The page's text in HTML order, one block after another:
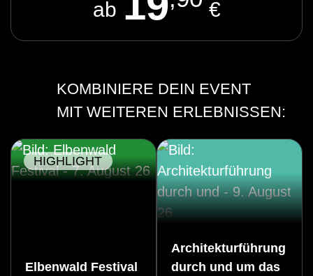
ab €
KOMBINIERE DEIN EVENT
MIT WEITEREN ERLEBNISSEN:
HIGHLIGHT
Elbenwald Festival
Architekturführung
durch und um das